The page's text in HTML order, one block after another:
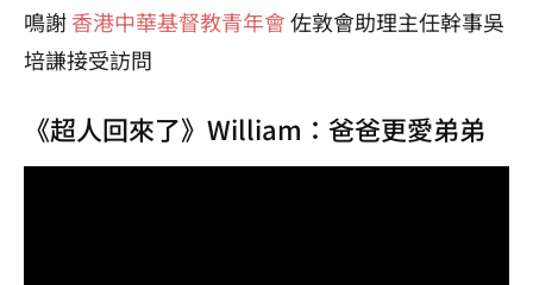
鳴謝香港中華基督教青年會佐敦會助理主任幹事吳
培謙接受訪問
《超人回來了》William：爸爸更愛弟弟